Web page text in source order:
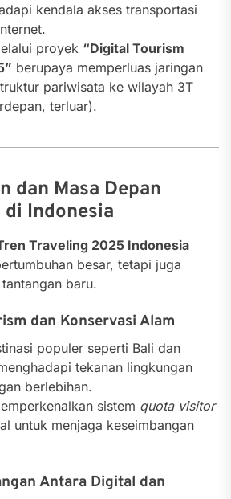
kendala akses transportasi
proyek “Digital Tourism
berupaya memperluas jaringan
pariwisata ke wilayah 3T
terluar).
dan Masa Depan
Indonesia
Traveling 2025 Indonesia
besar, tetapi juga
baru.
dan Konservasi Alam
populer seperti Bali dan
tekanan lingkungan
berlebihan.
sistem quota visitor
untuk menjaga keseimbangan
Antara Digital dan